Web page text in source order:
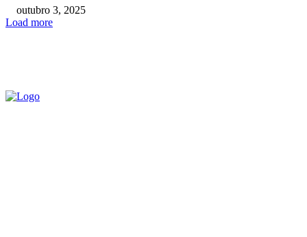
outubro 3, 2025
Load more